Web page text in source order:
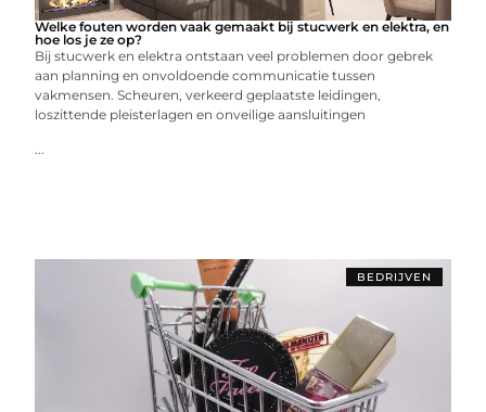
Welke fouten worden vaak gemaakt bij stucwerk en elektra, en
hoe los je ze op?
Bij stucwerk en elektra ontstaan veel problemen door gebrek
aan planning en onvoldoende communicatie tussen
vakmensen. Scheuren, verkeerd geplaatste leidingen,
loszittende pleisterlagen en onveilige aansluitingen
...
BEDRIJVEN